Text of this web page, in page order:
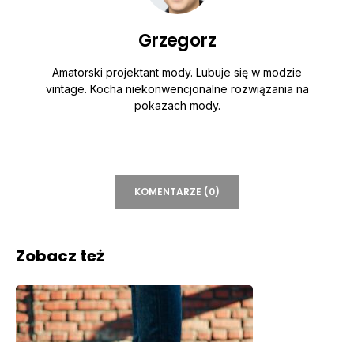
Grzegorz
Amatorski projektant mody. Lubuje się w modzie
vintage. Kocha niekonwencjonalne rozwiązania na
pokazach mody.
KOMENTARZE (0)
Zobacz też